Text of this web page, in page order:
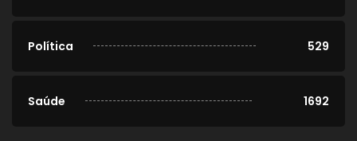
Política 529
Saúde 1692